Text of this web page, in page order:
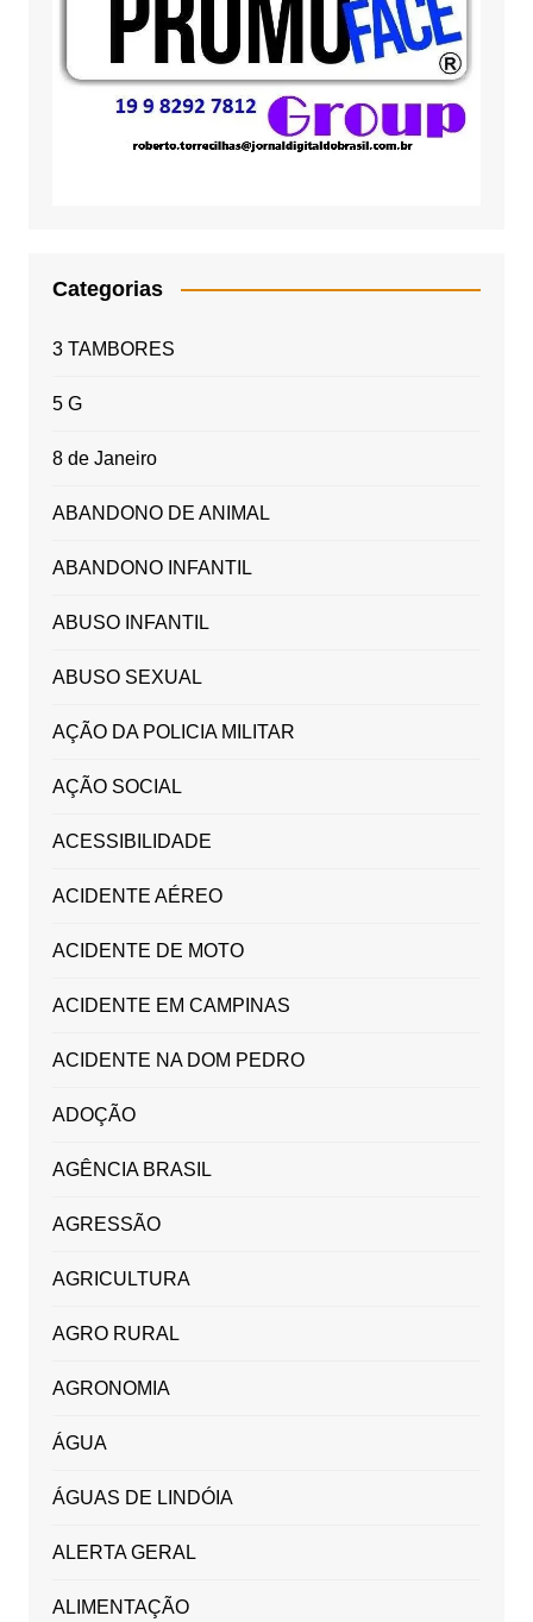
Categorias
3 TAMBORES
5 G
8 de Janeiro
ABANDONO DE ANIMAL
ABANDONO INFANTIL
ABUSO INFANTIL
ABUSO SEXUAL
AÇÃO DA POLICIA MILITAR
AÇÃO SOCIAL
ACESSIBILIDADE
ACIDENTE AÉREO
ACIDENTE DE MOTO
ACIDENTE EM CAMPINAS
ACIDENTE NA DOM PEDRO
ADOÇÃO
AGÊNCIA BRASIL
AGRESSÃO
AGRICULTURA
AGRO RURAL
AGRONOMIA
ÁGUA
ÁGUAS DE LINDÓIA
ALERTA GERAL
ALIMENTAÇÃO